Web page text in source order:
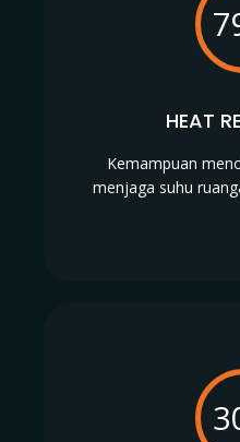
HEAT
Kemampuan
menjaga suhu